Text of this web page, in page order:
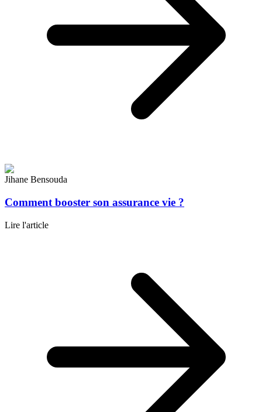
Jihane Bensouda
Comment booster son assurance vie ?
Lire l'article